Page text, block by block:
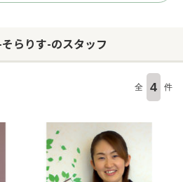
らりす-のスタッフ
全 4 件